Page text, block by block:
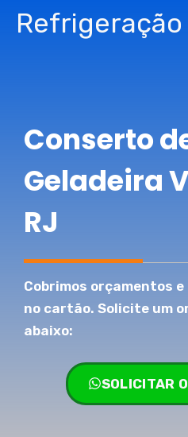
Pular
paraRefrigeração
Conserto
Geladeira
RJ
Cobrimos orçamentos
no cartão. Solicite um
abaixo:
SOLICITAR